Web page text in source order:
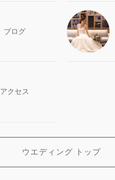
ブログ
アクセス
ウエディング トップ